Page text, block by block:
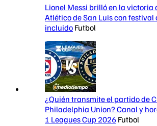
Lionel Messi brilló en la victoria
Atlético de San Luis con festival
incluido Futbol
¿Quién transmite el partido de
Philadelphia Union? Canal y
1 Leagues Cup 2026 Futbol